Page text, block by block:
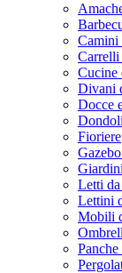
Camini
Carrelli
Cucine
Divani
Docce
Fioriere
Letti
Lettini
Mobili